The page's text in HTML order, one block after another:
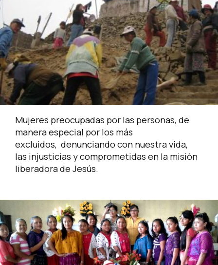
Mujeres preocupadas por las personas, de
manera especial por los más
excluidos, denunciando con nuestra vida,
las injusticias y comprometidas en la misión
liberadora de Jesús.